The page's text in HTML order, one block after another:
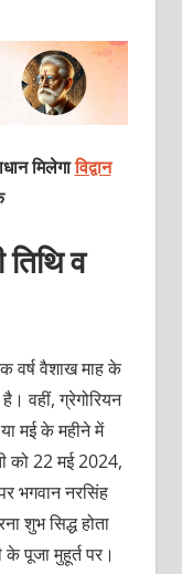
मिलेगाविद्वान
व
वर्ष वैशाख माह के
वहीं, ग्रेगोरियन
मई के महीने में
को 22 मई 2024,
भगवान नरसिंह
शुभ सिद्ध होता
पूजा मुहूर्त पर।